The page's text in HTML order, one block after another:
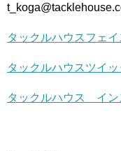
タックルハウスフェ
タックルハウスツイ
タックルハウス イン